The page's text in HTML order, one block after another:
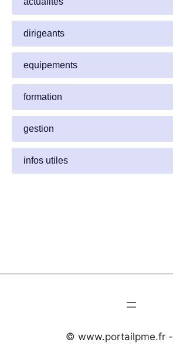
dirigeants
equipements
formation
gestion
infos utiles
© www.portailpme.fr -